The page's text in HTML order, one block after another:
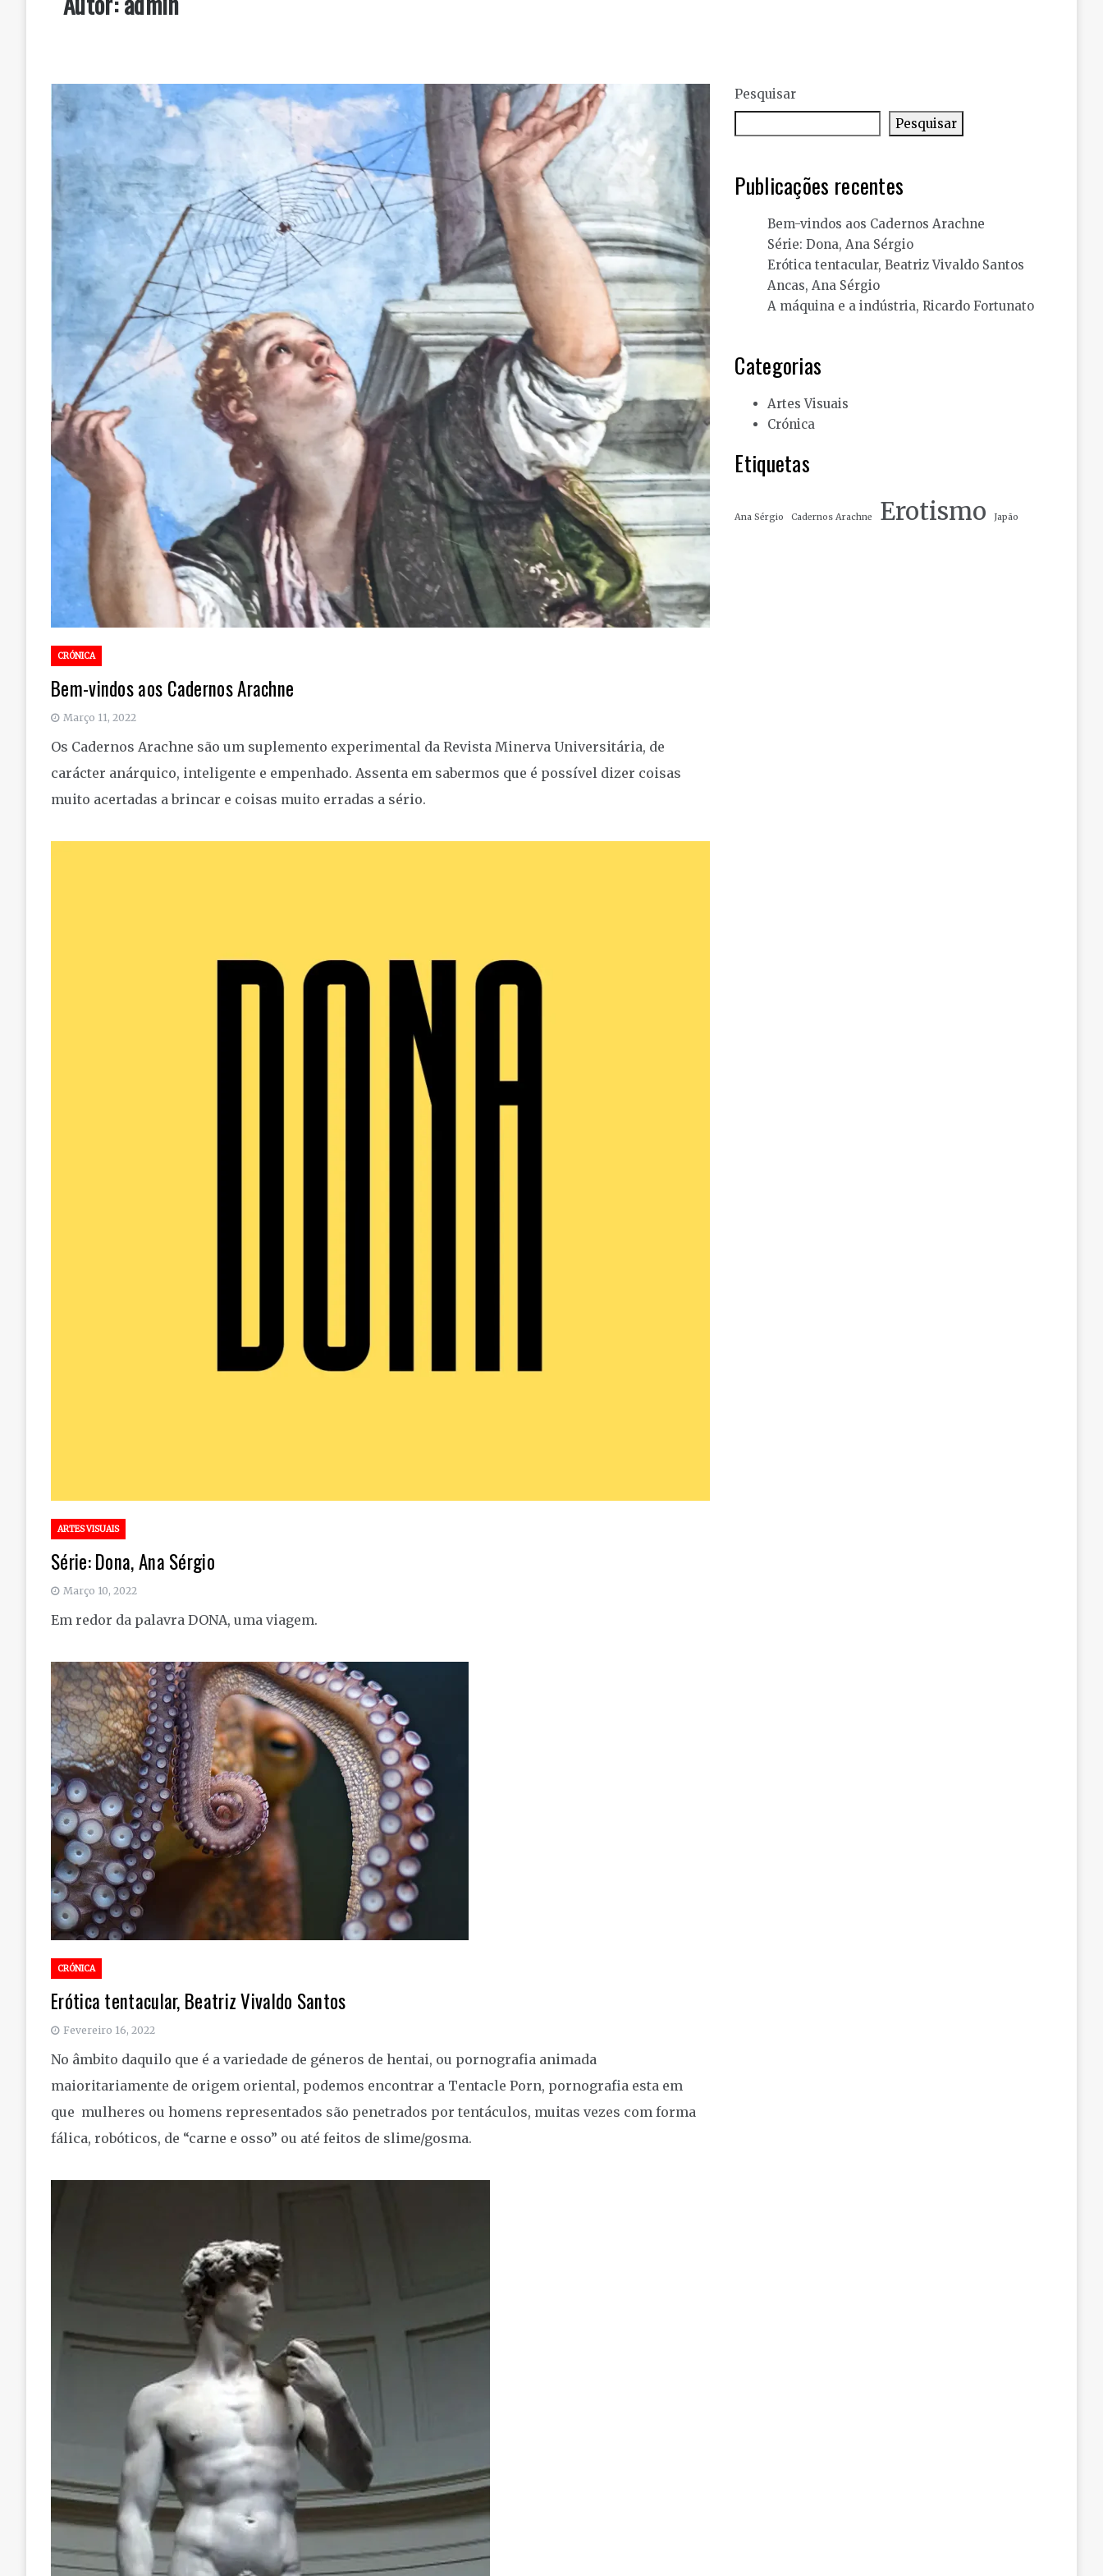
CRÓNICA
Bem-vindos aos Cadernos Arachne
Março 11, 2022
Os Cadernos Arachne são um suplemento experimental da Revista Minerva Universitária, de
carácter anárquico, inteligente e empenhado. Assenta em sabermos que é possível dizer coisas
muito acertadas a brincar e coisas muito erradas a sério.
ARTES VISUAIS
Série: Dona, Ana Sérgio
Março 10, 2022
Em redor da palavra DONA, uma viagem.
CRÓNICA
Erótica tentacular, Beatriz Vivaldo Santos
Fevereiro 16, 2022
No âmbito daquilo que é a variedade de géneros de hentai, ou pornografia animada
maioritariamente de origem oriental, podemos encontrar a Tentacle Porn, pornografia esta em
que mulheres ou homens representados são penetrados por tentáculos, muitas vezes com forma
fálica, robóticos, de “carne e osso” ou até feitos de slime/gosma.
Pesquisar
Pesquisar
Publicações recentes
Bem-vindos aos Cadernos Arachne
Série: Dona, Ana Sérgio
Erótica tentacular, Beatriz Vivaldo Santos
Ancas, Ana Sérgio
A máquina e a indústria, Ricardo Fortunato
Categorias
Artes Visuais
Crónica
Etiquetas
Ana Sérgio Cadernos Arachne Erotismo Japão